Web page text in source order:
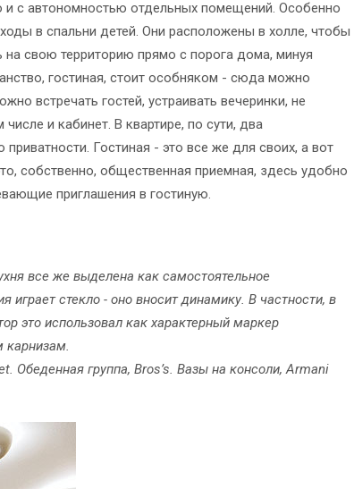
и с автономностью отдельных помещений. Особенно
в спальни детей. Они расположены в холле, чтобы
свою территорию прямо с порога дома, минуя
гостиная, стоит особняком - сюда можно
встречать гостей, устраивать вечеринки, не
и кабинет. В квартире, по сути, два
Гостиная - это все же для своих, а вот
собственно, общественная приемная, здесь удобно
приглашения в гостиную.
все же выделена как самостоятельное
стекло - оно вносит динамику. В частности, в
это использовал как характерный маркер
карнизам.
Обеденная группа, Bros’s. Вазы на консоли, Armani